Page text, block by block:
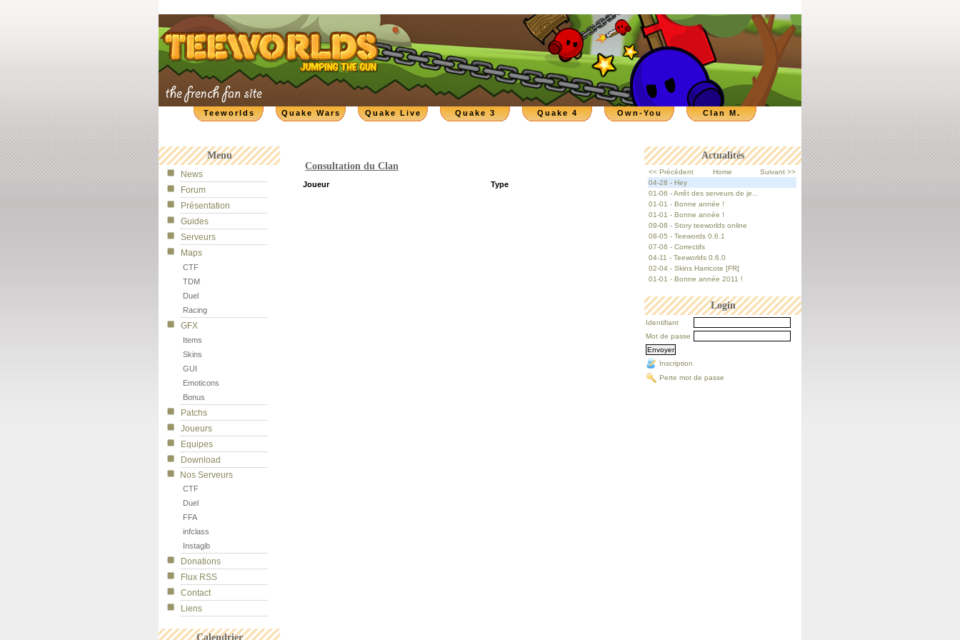
Clan M.
Own-You
Quake 4
Quake 3
Quake Live
Quake Wars
Teeworlds
Menu
News
Forum
Présentation
Guides
Serveurs
Maps
CTF
TDM
Duel
Racing
GFX
Items
Skins
GUI
Emoticons
Bonus
Patchs
Joueurs
Equipes
Download
Nos Serveurs
CTF
Duel
FFA
infclass
Instagib
Donations
Flux RSS
Contact
Liens
Calendrier
Actualités
<< Précédent Home
Suivant >>
04-28 - Hey
01-06 - Arrêt des serveurs de je...
01-01 - Bonne année !
01-01 - Bonne année !
09-08 - Story teeworlds online
08-05 - Teewords 0.6.1
07-06 - Correctifs
04-11 - Teeworlds 0.6.0
02-04 - Skins Harricote [FR]
01-01 - Bonne année 2011 !
Login
Identifiant
Mot de passe
Inscription
Perte mot de passe
Consultation du Clan
Joueur Type